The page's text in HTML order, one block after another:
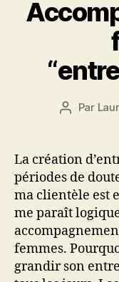
Auteur
Par
La création
périodes de
ma clientèle est
me paraît
femmes.
grandir son